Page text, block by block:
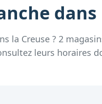
dans
la Creuse? 2
leurs horaires